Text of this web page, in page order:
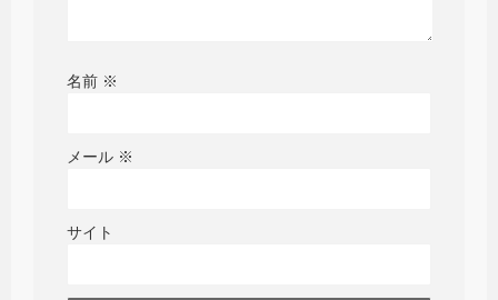
名前 ※
メール ※
サイト